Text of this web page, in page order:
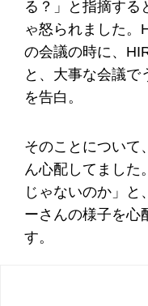
る？」と指摘する
ゃ怒られました。
の会議の時に、
と、大事な会議で
を告白。
そのことについて
ん心配してました
じゃないのか」と
ーさんの様子を心
す。